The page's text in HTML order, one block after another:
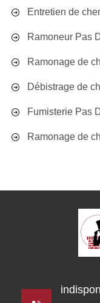
Entretien de
Ramoneur Pas
Ramonage de
Débistrage de
Fumisterie Pas
Ramonage de